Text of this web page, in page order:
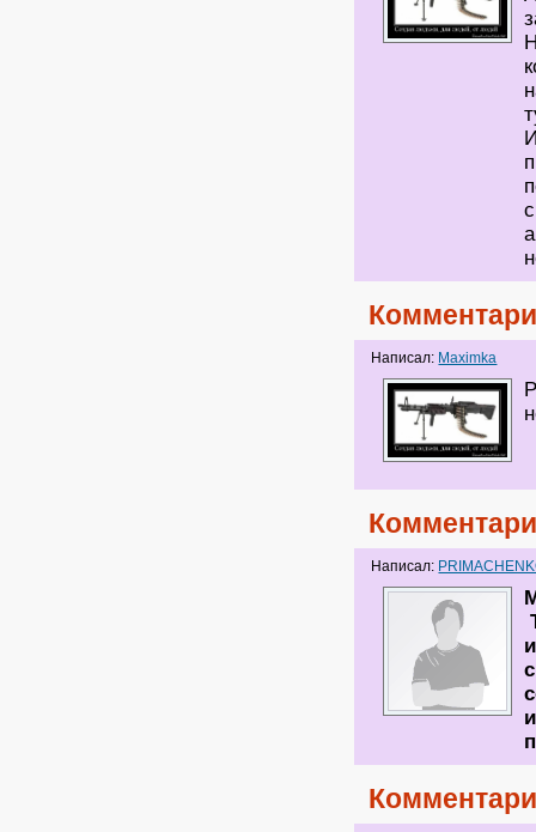
Написал: Maximka
Написал: